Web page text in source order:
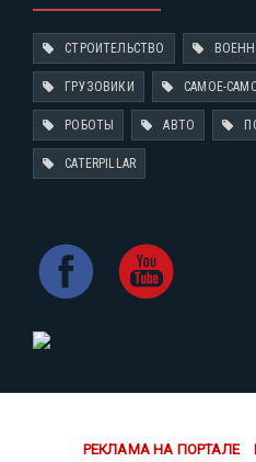
СТРОИТЕЛЬСТВО
ГРУЗОВИКИ САМОЕ-
РОБОТЫ АВТО
CATERPILLAR
РЕКЛАМА НА ПОРТАЛЕ